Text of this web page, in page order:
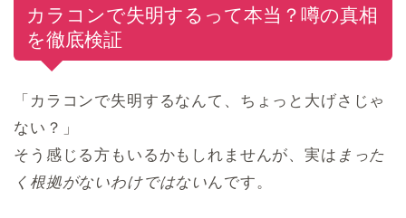
カラコンで失明するって本当？噂の真相
を徹底検証
「カラコンで失明するなんて、ちょっと大げさじゃ
ない？」
そう感じる方もいるかもしれませんが、実は まった
く根拠がないわけではないんです。